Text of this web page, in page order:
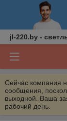
jl-220.by -
Сейчас компания
сообщения,
выходной. Ваша
рабочий день.